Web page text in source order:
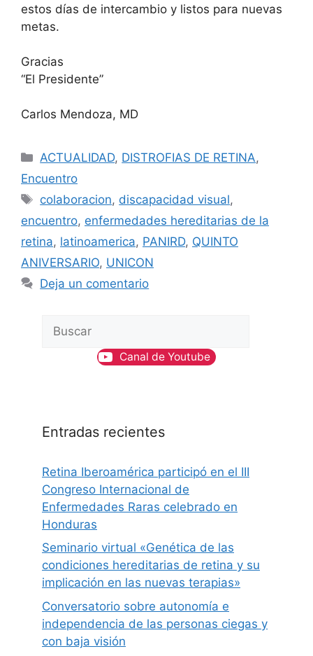
estos días de intercambio y listos para nuevas
metas.
Gracias
“El Presidente”
Carlos Mendoza, MD
Categorías
ACTUALIDAD, DISTROFIAS DE RETINA,
Encuentro
Etiquetas
colaboracion, discapacidad visual,
encuentro, enfermedades hereditarias de la
retina, latinoamerica, PANIRD, QUINTO
ANIVERSARIO, UNICON
Deja un comentario
Canal de Youtube
Entradas recientes
Retina Iberoamérica participó en el III
Congreso Internacional de
Enfermedades Raras celebrado en
Honduras
Seminario virtual «Genética de las
condiciones hereditarias de retina y su
implicación en las nuevas terapias»
Conversatorio sobre autonomía e
independencia de las personas ciegas y
con baja visión